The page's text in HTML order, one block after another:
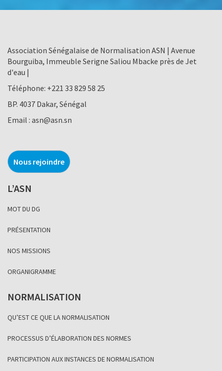
Association Sénégalaise de Normalisation ASN | Avenue
Bourguiba, Immeuble Serigne Saliou Mbacke près de Jet
d'eau |
Téléphone: +221 33 829 58 25
BP. 4037 Dakar, Sénégal
Email : asn@asn.sn
Nous rejoindre
L’ASN
MOT DU DG
PRÉSENTATION
NOS MISSIONS
ORGANIGRAMME
NORMALISATION
QU’EST CE QUE LA NORMALISATION
PROCESSUS D’ÉLABORATION DES NORMES
PARTICIPATION AUX INSTANCES DE NORMALISATION